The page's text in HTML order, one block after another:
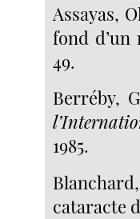
Assayas,
fond d’un
49.
Berréby,
1985.
cataracte